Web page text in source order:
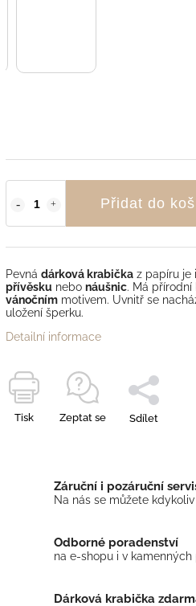
Přidat do
Pevná dárková krabička z papíru je
přívěsku nebo náušnic. Má
vánočním motivem. Uvnitř se
uložení šperku.
Detailní informace
Tisk Zeptat se Sdílet
Záruční i pozáruční
Na nás se můžete
Odborné poradenství
na e-shopu i v
Dárková krabička